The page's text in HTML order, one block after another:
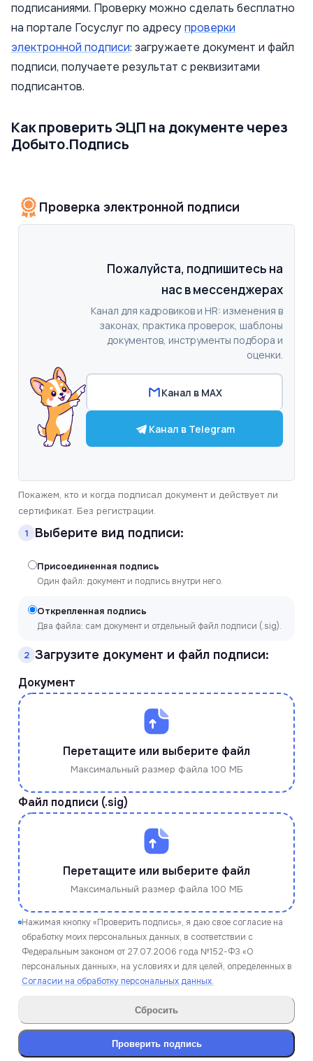
подписаниями. Проверку можно сделать бесплатно
на портале Госуслуг по адресу проверки
электронной подписи: загружаете документ и файл
подписи, получаете результат с реквизитами
подписантов.
Как проверить ЭЦП на документе через
Добыто.Подпись
Проверка электронной подписи
Пожалуйста, подпишитесь на
нас в мессенджерах
Канал для кадровиков и HR: изменения в
законах, практика проверок, шаблоны
документов, инструменты подбора и
оценки.
Канал в MAX
Канал в Telegram
Покажем, кто и когда подписал документ и действует ли
сертификат. Без регистрации.
1
Выберите вид подписи:
Присоединенная подпись
Один файл: документ и подпись внутри него.
Открепленная подпись
Два файла: сам документ и отдельный файл подписи (.sig).
2 Загрузите документ и файл подписи:
Документ
Перетащите или выберите файл
Максимальный размер файла 100 МБ
Файл подписи (.sig)
Перетащите или выберите файл
Максимальный размер файла 100 МБ
Нажимая кнопку «Проверить подпись», я даю свое согласие на
обработку моих персональных данных, в соответствии с
Федеральным законом от 27.07.2006 года №152-ФЗ «О
персональных данных», на условиях и для целей, определенных в
Согласии на обработку персональных данных.
Сбросить
Проверить подпись